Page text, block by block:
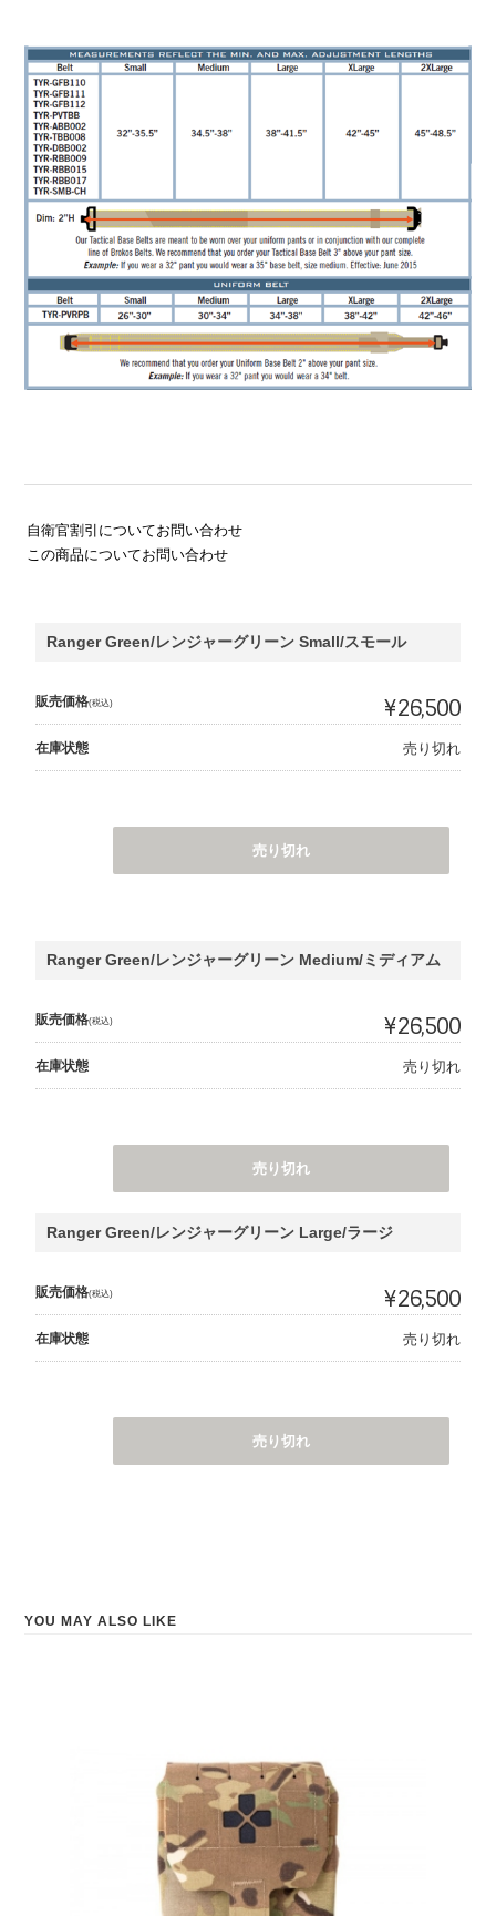
自衛官割引についてお問い合わせ
この商品についてお問い合わせ
Ranger Green/レンジャーグリーン Small/スモール
販売価格(税込) ¥26,500
在庫状態 売り切れ
売り切れ
Ranger Green/レンジャーグリーン Medium/ミディアム
販売価格(税込) ¥26,500
在庫状態 売り切れ
売り切れ
Ranger Green/レンジャーグリーン Large/ラージ
販売価格(税込) ¥26,500
在庫状態 売り切れ
売り切れ
YOU MAY ALSO LIKE